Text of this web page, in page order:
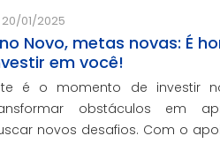
de qualidade.
20/01/2025
Novo, metas novas: É
em você!
é o momento de investir
obstáculos em
novos desafios. Com o